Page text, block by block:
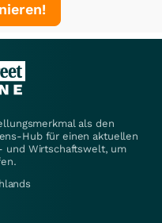
als den
Hub für einen aktuellen
und Wirtschaftswelt, um